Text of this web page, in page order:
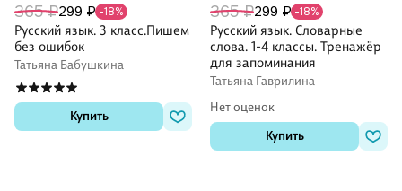
365 ₽299 ₽ -18%
Русский язык. 3 класс.Пишем
без ошибок
Татьяна Бабушкина
Купить
365 ₽299 ₽ -18%
Русский язык. Словарные
слова. 1-4 классы. Тренажёр
для запоминания
Татьяна Гаврилина
Нет оценок
Купить